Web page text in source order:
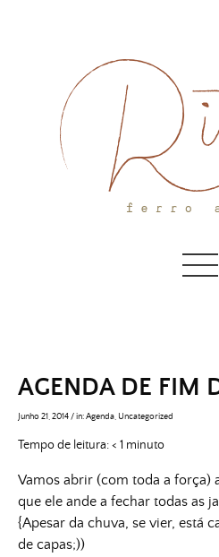
AGENDA DE FIM
Junho 21, 2014/in:Agenda Uncategorized
Tempo de leitura:< 1 minuto
Vamos abrir (com toda a força)
que ele ande a fechar todas as
{Apesar da chuva, se vier, está
de capas;))